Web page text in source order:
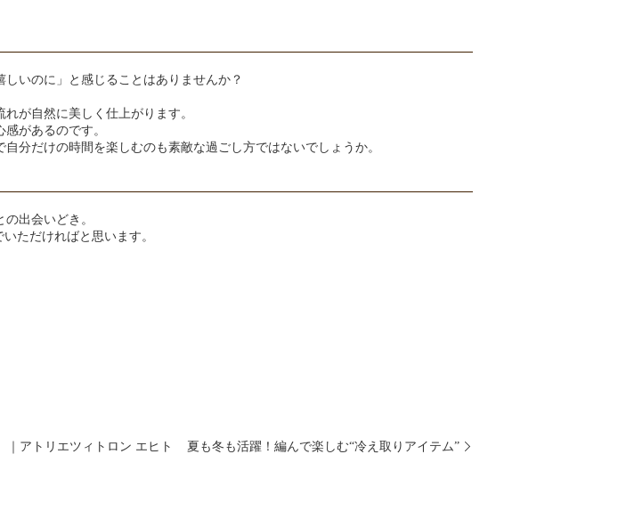
いのに」と感じることはありませんか？
が自然に美しく仕上がります。
があるのです。
分だけの時間を楽しむのも素敵な過ごし方ではないでしょうか。
出会いどき。
ただければと思います。
アトリエツィトロン エヒト 夏も冬も活躍！編んで楽しむ“冷え取りアイテム”